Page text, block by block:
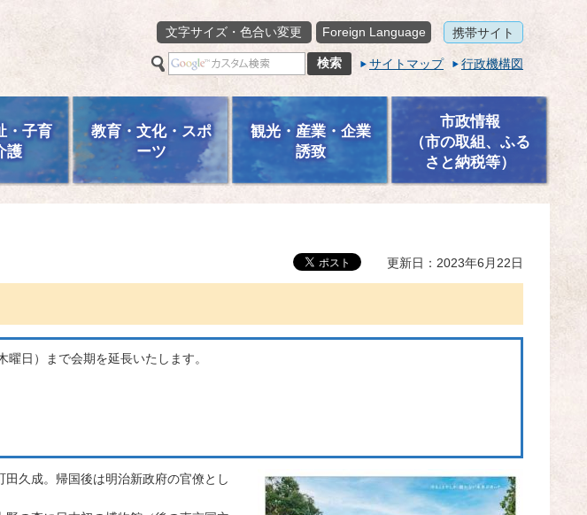
文字サイズ・色合い変更
Foreign Language 携帯サイト
サイトマップ 行政機構図
・子育
護
教育・文化・スポ
ーツ
観光・産業・企業
誘致
市政情報
（市の取組、ふる
さと納税等）
更新日：2023年6月22日
日）まで会期を延長いたします。
久成。帰国後は明治新政府の官僚とし